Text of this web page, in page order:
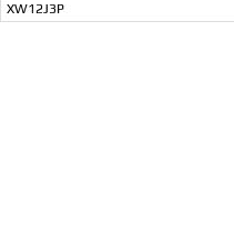
XW12J3P